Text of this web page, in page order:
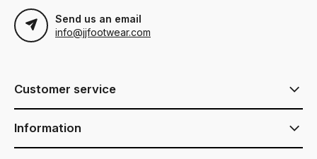
Send us an email
info@jjfootwear.com
Customer service
Information